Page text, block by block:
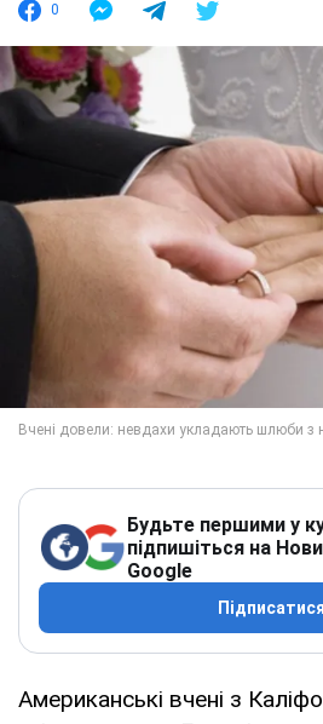
0
Будьте першими у
підпишіться на
Google
Підписатися
Американські вчені з